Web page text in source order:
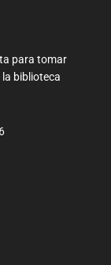
para tomar
biblioteca